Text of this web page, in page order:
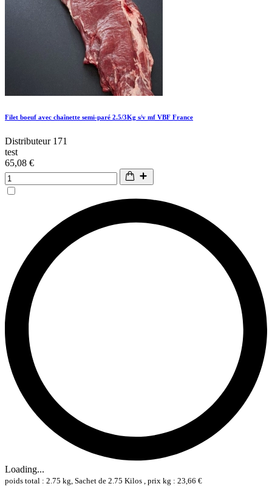
Filet boeuf avec chaînette semi-paré 2.5/3Kg s/v mf VBF France
Distributeur 171
test
65,08 €
Loading...
poids total : 2.75 kg, Sachet de 2.75 Kilos , prix kg : 23,66 €